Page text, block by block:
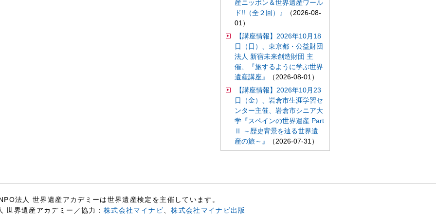
産ニッポン＆世界遺産ワール
ド!!（全２回）』
（2026-08-
01）
【講座情報】2026年10月18
日（日）、東京都・公益財団
法人 新宿未来創造財団 主
催、『旅するように学ぶ世界
遺産講座』
（2026-08-01）
【講座情報】2026年10月23
日（金）、岩倉市生涯学習セ
ンター主催、岩倉市シニア大
学『スペインの世界遺産 Part
Ⅱ ～歴史背景を辿る世界遺
産の旅～』
（2026-07-31）
法人 世界遺産アカデミーは世界遺産検定を主催しています。
世界遺産アカデミー／協力： 株式会社マイナビ 、株式会社マイナビ出版